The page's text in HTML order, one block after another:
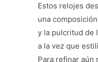
Estos relojes
una
y la pulcritud de
a la vez que
Para refinar